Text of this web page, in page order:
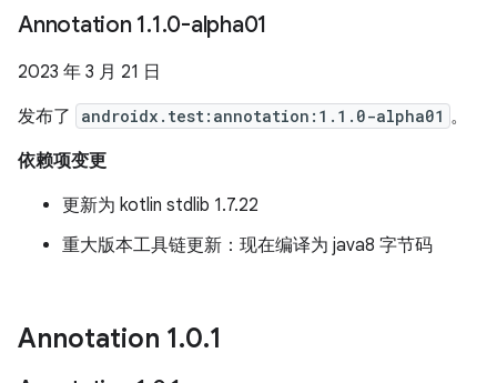
Annotation 1.1.0-alpha01
2023 年 3 月 21 日
发布了
androidx.test:annotation:1.1.0-alpha01 。
依赖项变更
更新为 kotlin stdlib 1.7.22
重大版本工具链更新：现在编译为 java8 字节码
Annotation 1.0.1